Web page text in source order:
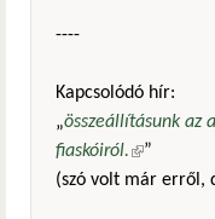
----
Kapcsolódó hír:
„összeállításunk az
fiaskóiról.(külső
”
(szó volt már erről,